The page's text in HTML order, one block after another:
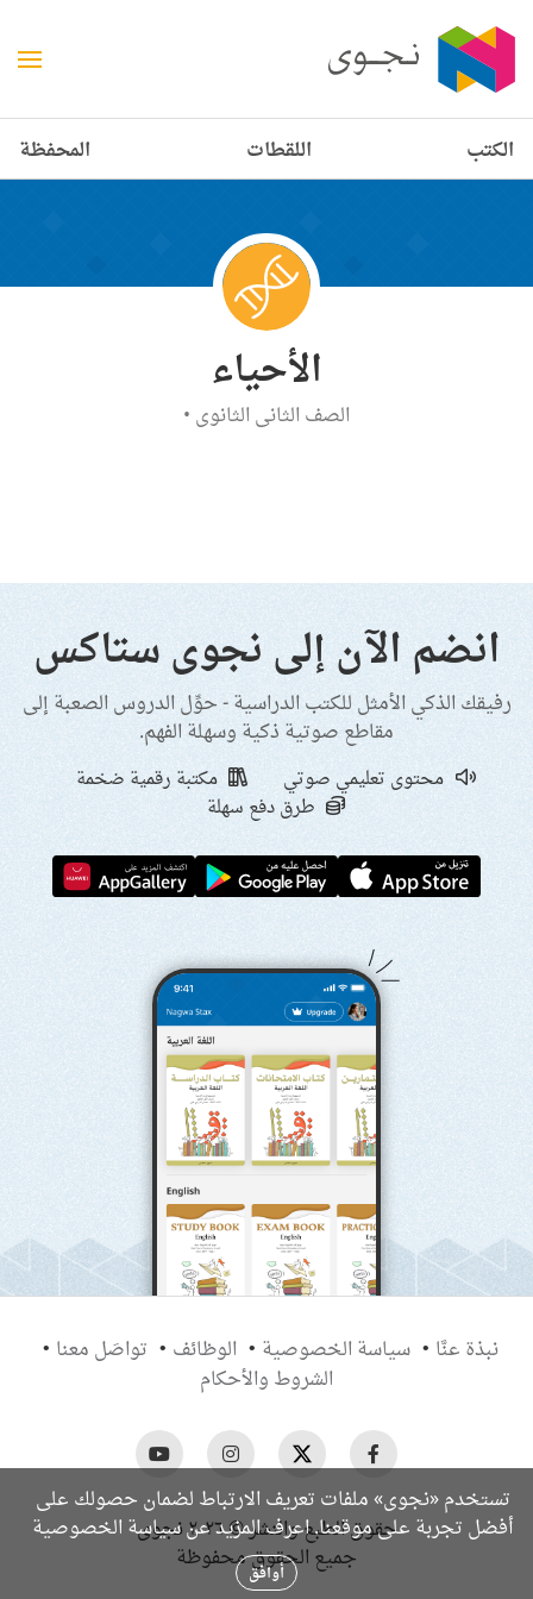
الكتب اللقطات المحفظة
الأحياء
الصف الثاني الثانوي •
انضم الآن إلى نجوى ستاكس
رفيقك الذكي الأمثل للكتب الدراسية - حوِّل الدروس الصعبة إلى
مقاطع صوتية ذكية وسهلة الفهم.
محتوى تعليمي صوتي
مكتبة رقمية ضخمة
طرق دفع سهلة
نبذة عنَّا سياسة الخصوصية الوظائف
تواصَل معنا
الشروط والأحكام
حقوق الطبع والنشر © ٢٠٢٦ نجوى
جميع الحقوق محفوظة
تستخدم «نجوى» ملفات تعريف الارتباط لضمان حصولك على
أفضل تجربة على موقعنا. اعرف المزيد عنسياسة الخصوصية
أوافق